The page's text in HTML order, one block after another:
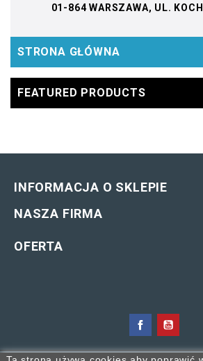
01-864 WARSZAWA, UL.
STRONA GŁÓWNA
FEATURED PRODUCTS
INFORMACJA O SKLEPIE
NASZA FIRMA
OFERTA
KOPIOWANIE MATERIAŁÓW